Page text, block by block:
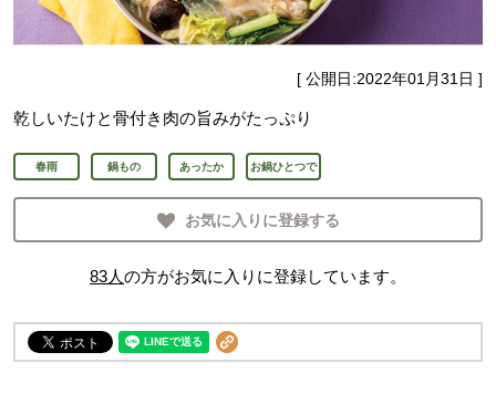
[ 公開日:2022年01月31日 ]
乾しいたけと骨付き肉の旨みがたっぷり
春雨 鍋もの あったか お鍋ひとつで
お気に入りに登録する
83人の方がお気に入りに登録しています。